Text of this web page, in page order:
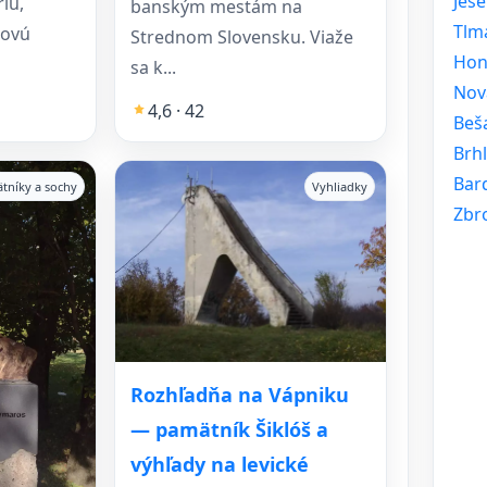
banským mestám na
Strednom Slovensku. Viaže
sa k...
4,6 · 42
a sochy
Rozhľadňa na Vápniku
— pamätník Šiklóš a
výhľady na levické
Vyhliadky